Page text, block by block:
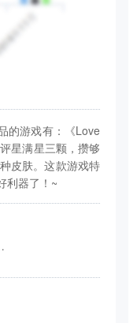
的游戏有：《Love
星满星三颗，攒够
皮肤。这款游戏特
利器了！~
戏做对了什么？